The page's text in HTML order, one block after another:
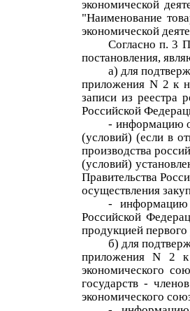
экономической
"Наименование
экономической
Согласно п. 3
постановления,
а) для
приложения N 2 к
записи из реестра
Российской
- информацию о
(условий) (если в
производства
(условий)
Правительства
осуществления
- информацию
Российской
продукцией
б) для
приложения N 2 к
экономического
государств -
экономического